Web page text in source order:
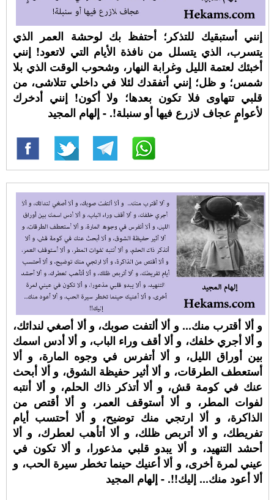
إنني أستبقيك للتذكر؛ أحتفظ بك لوحشة العمر الذي
يتسرب، الذي يتسلل من نافذة الأيام التي لاتعود! إنني
أخبئك لعتمة الليل وغرابة النهار، وشحوب الوقت الذي بلا
شمس؛ و ظل؛ إنني أتفقدك لئلا في داخلي تتلاشى، من
قلبي تتهاوى فلا تكون بعدها؛ ولا أكون! إنني أدخرك
لأعوامٍ عجاف لازرع فيها أو سنبلة!. - إلهام المجيد
و ألا أقترب منك... و ألا ألتفت صوبك، و ألا أصغي لندائك،
و ألا أجري خلفك، و ألا أقف وراء الباب، و ألا أدس اسمك
بين أوراق الليل، و ألا أتفرس في وجوه المارة، و ألا
أستعطف الطرقات، و ألا أثير حفيظة الشوق، و ألا أبحث
عنك في كومة قش، و ألا أتذكر ذاك الحلم، و ألا أنتبه
لفوات المطر، و ألا أستوقف العمر، و ألا أقتص من
الذاكرة، و ألا ارتجي منك توضيح، و ألا أحتسب أيام
تفريطك، و ألا أتربص ظلك، و ألا أتأهب لعطرك، و ألا
أحشد التنهيد، و ألا يبدو قلبي مذعورا، و ألا تكون في
عيني لمرة أخرى، و ألا أعنيك حينما تخطر سيرة الحب، و
ألا أعود منك... إليك!!. - إلهام المجيد